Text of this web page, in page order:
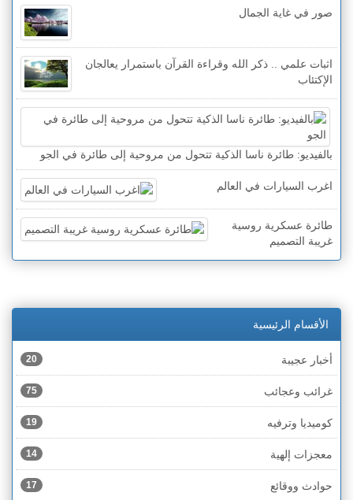
صور في غاية الجمال
اثبات علمي .. ذكر الله وقراءة القرآن باستمرار يعالجان
الإكتئاب
بالفيديو: طائرة ناسا الذكية تتحول من مروحية إلى طائرة في الجو
اغرب السيارات في العالم
طائرة عسكرية روسية
غريبة التصميم
الأقسام الرئيسية
أخبار عجيبة 20
غرائب وعجائب 75
كوميديا وترفيه 19
معجزات إلهية 14
حوادث ووقائع 17